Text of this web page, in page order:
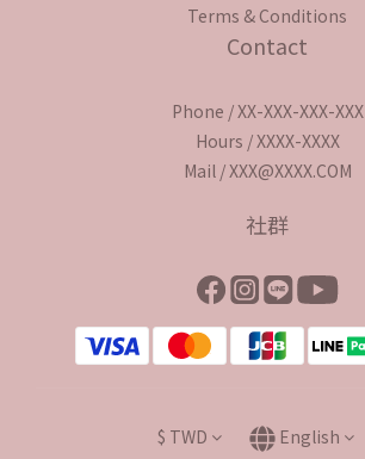
Terms & Conditions
Contact
Phone / XX-XXX-XXX-XXX
Hours / XXXX-XXXX
Mail / XXX@XXXX.COM
社群
$ TWD English